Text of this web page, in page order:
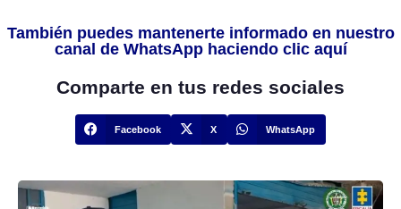
También puedes mantenerte informado en nuestro
canal de WhatsApp haciendo clic aquí
Comparte en tus redes sociales
Facebook X WhatsApp